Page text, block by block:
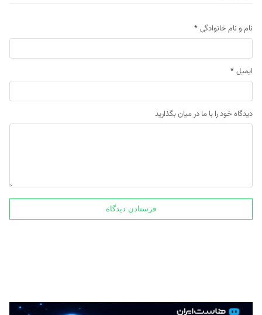
نام و نام خانوادگی *
ایمیل *
دیدگاه خود را با ما در میان بگذارید